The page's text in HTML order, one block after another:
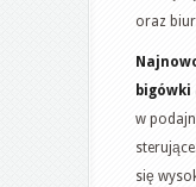
oraz
w
się